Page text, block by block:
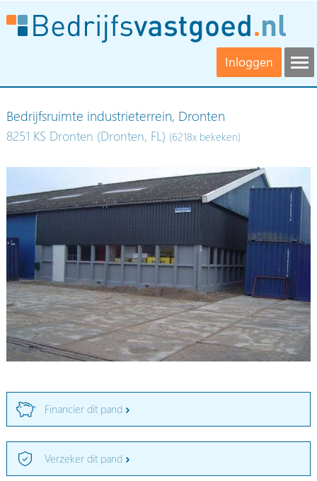
Inloggen
Bedrijfsruimte industrieterrein, Dronten
8251 KS Dronten (Dronten, FL) (6218x bekeken)
Financier dit pand
Verzeker dit pand